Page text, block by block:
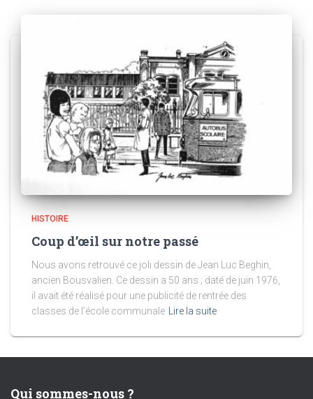
HISTOIRE
Coup d’œil sur notre passé
Nous avons retrouvé ce joli dessin de Jean Luc Beghin,
ancien Bousvalien. Ce dessin a 50 ans ; daté de juin 1976,
il avait été réalisé pour une publicité de rentrée des
classes de l’école communale Lire la suite
Qui sommes-nous ?